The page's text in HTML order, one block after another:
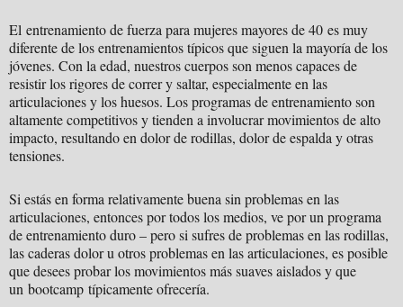
El entrenamiento de fuerza para mujeres mayores de 40 es muy
diferente de los entrenamientos típicos que siguen la mayoría de los
jóvenes. Con la edad, nuestros cuerpos son menos capaces de
resistir los rigores de correr y saltar, especialmente en las
articulaciones y los huesos. Los programas de entrenamiento son
altamente competitivos y tienden a involucrar movimientos de alto
impacto, resultando en dolor de rodillas, dolor de espalda y otras
tensiones.
Si estás en forma relativamente buena sin problemas en las
articulaciones, entonces por todos los medios, ve por un programa
de entrenamiento duro – pero si sufres de problemas en las rodillas,
las caderas dolor u otros problemas en las articulaciones, es posible
que desees probar los movimientos más suaves aislados y que
un bootcamp típicamente ofrecería.